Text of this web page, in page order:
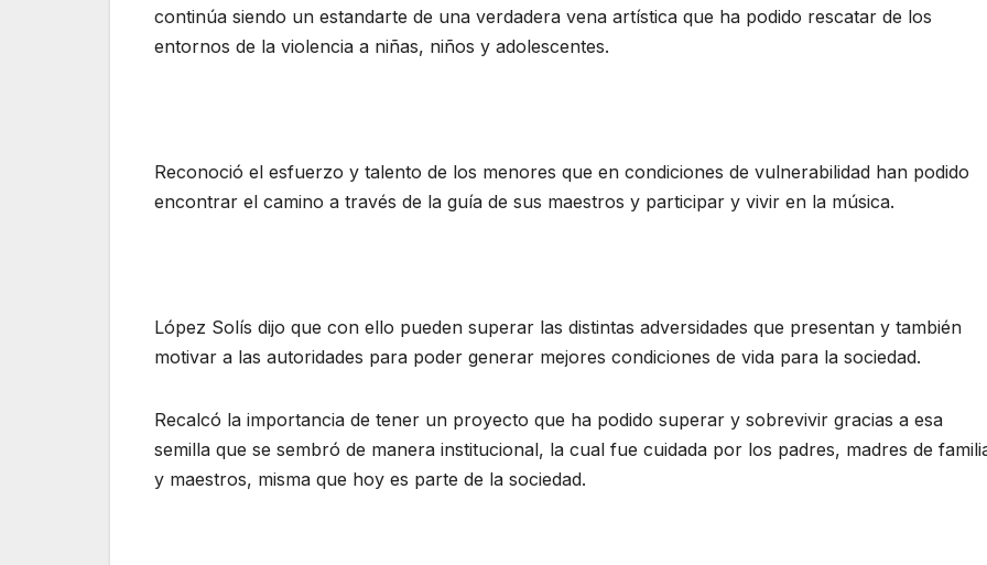
continúa siendo un estandarte de una verdadera vena artística que ha podido rescatar de los
entornos de la violencia a niñas, niños y adolescentes.
Reconoció el esfuerzo y talento de los menores que en condiciones de vulnerabilidad han podido
encontrar el camino a través de la guía de sus maestros y participar y vivir en la música.
López Solís dijo que con ello pueden superar las distintas adversidades que presentan y también
motivar a las autoridades para poder generar mejores condiciones de vida para la sociedad.
Recalcó la importancia de tener un proyecto que ha podido superar y sobrevivir gracias a esa
semilla que se sembró de manera institucional, la cual fue cuidada por los padres, madres de
y maestros, misma que hoy es parte de la sociedad.